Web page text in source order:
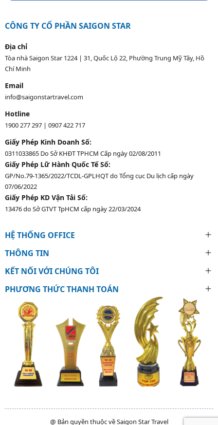
CÔNG TY CỔ PHẦN SAIGON STAR
Địa chỉ
Tòa nhà Saigon Star 1224 | 31, Quốc Lộ 22, Phường Trung Mỹ Tây, Hồ
Chí Minh
Email
info@saigonstartravel.com
Hotline
1900 277 297 | 0907 422 717
Giấy Phép Kinh Doanh Số:
0311033865 Do Sở KHĐT TPHCM Cấp ngày 02/08/2011
Giấy Phép Lữ Hành Quốc Tế Số:
GP/No.79-1365/2022/TCDL-GPLHQT do Tổng cục Du lịch cấp ngày
07/06/2022
Giấy Phép KD Vận Tải Số:
13476 do Sở GTVT TpHCM cấp ngày 22/03/2024
HỆ THỐNG OFFICE
THÔNG TIN
KẾT NỐI VỚI CHÚNG TÔI
PHƯƠNG THỨC THANH TOÁN
@ Bản quyền thuộc về Saigon Star Travel